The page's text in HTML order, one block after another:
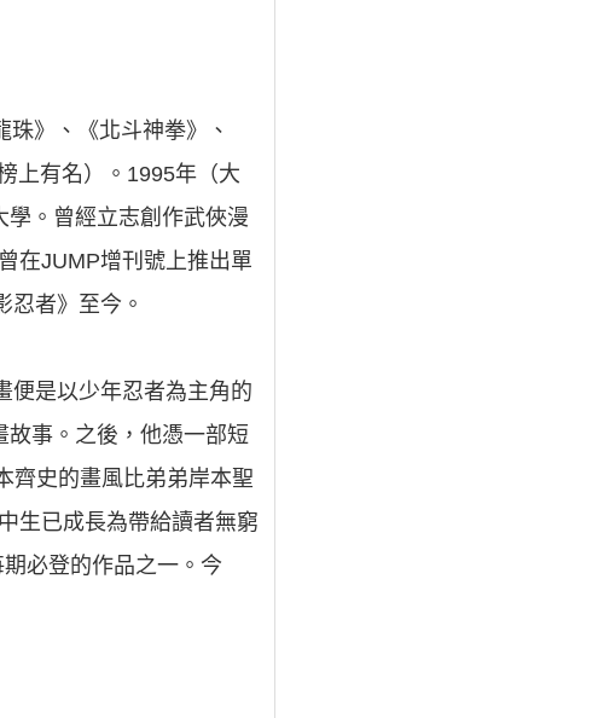
》、《北斗神拳》、
上有名）。1995年（大
學。曾經立志創作武俠漫
在JUMP增刊號上推出單
忍者》至今。
便是以少年忍者為主角的
事。之後，他憑一部短
齊史的畫風比弟弟岸本聖
生已成長為帶給讀者無窮
期必登的作品之一。今